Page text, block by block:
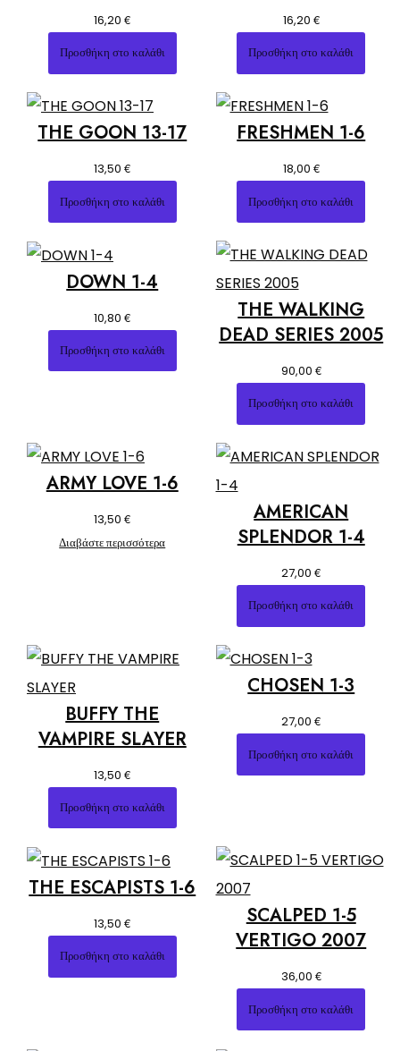
16,20€
Προσθήκη στο καλάθι
16,20 €
Προσθήκη στο καλάθι
THE GOON 13-17
13,50€
Προσθήκη στο καλάθι
FRESHMEN 1-6
18,00 €
Προσθήκη στο καλάθι
DOWN 1-4
10,80€
Προσθήκη στο καλάθι
THE WALKING
DEAD SERIES 2005
90,00 €
Προσθήκη στο καλάθι
ARMY LOVE 1-6
13,50€
Διαβάστε περισσότερα
AMERICAN
SPLENDOR 1-4
27,00€
Προσθήκη στο καλάθι
BUFFY THE
VAMPIRE SLAYER
13,50€
Προσθήκη στο καλάθι
CHOSEN 1-3
27,00€
Προσθήκη στο καλάθι
THE ESCAPISTS 1-6
13,50€
Προσθήκη στο καλάθι
SCALPED 1-5
VERTIGO 2007
36,00 €
Προσθήκη στο καλάθι